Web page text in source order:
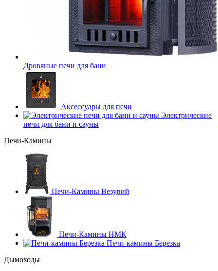
Дровяные печи для бани
Аксессуары для печи
Электрические
печи для бани и сауны
Печи-Камины
Печи-Камины Везувий
Печи-Камины НМК
Печи-камины Березка
Дымоходы